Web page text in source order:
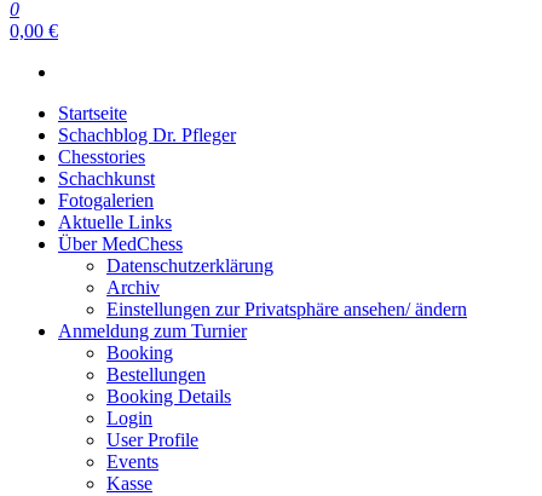
0
0,00 €
Startseite
Schachblog Dr. Pfleger
Chesstories
Schachkunst
Fotogalerien
Aktuelle Links
Über MedChess
Datenschutzerklärung
Archiv
Einstellungen zur Privatsphäre ansehen/ ändern
Anmeldung zum Turnier
Booking
Bestellungen
Booking Details
Login
User Profile
Events
Kasse